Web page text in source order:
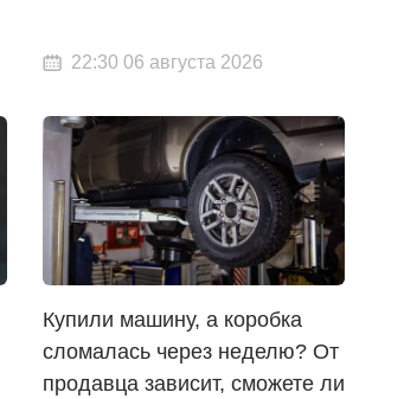
22:30 06 августа 2026
Купили машину, а коробка
сломалась через неделю? От
продавца зависит, сможете ли